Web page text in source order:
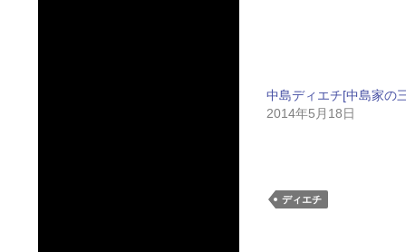
中島ディエチ[中島家の
2014年5月18日
ディエチ